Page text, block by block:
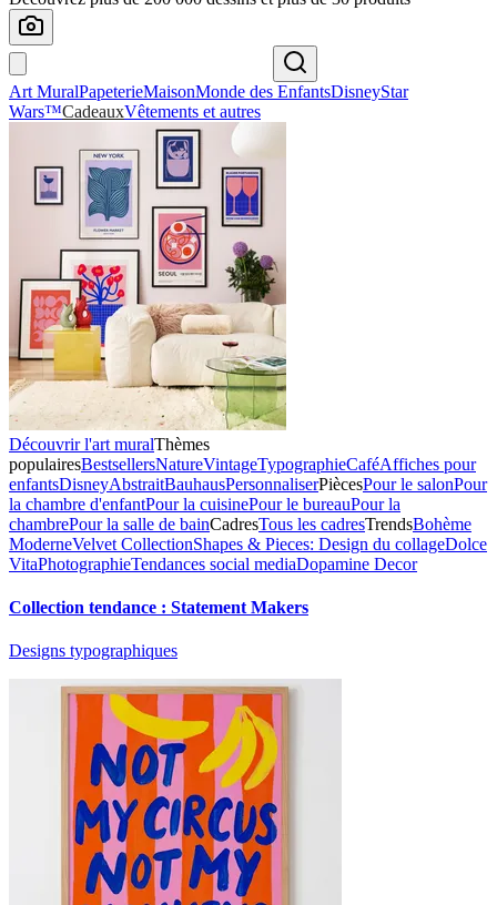
Art MuralPapeterieMaisonMonde des EnfantsDisneyStar
Wars™CadeauxVêtements et autres
Découvrir l'art muralThèmes
populairesBestsellersNatureVintageTypographieCaféAffiches pour
enfantsDisneyAbstraitBauhausPersonnaliserPiècesPour le salonPour
la chambre d'enfantPour la cuisinePour le bureauPour la
chambrePour la salle de bainCadresTous les cadresTrendsBohème
ModerneVelvet CollectionShapes & Pieces: Design du collageDolce
VitaPhotographieTendances social mediaDopamine Decor
Collection tendance : Statement Makers
Designs typographiques